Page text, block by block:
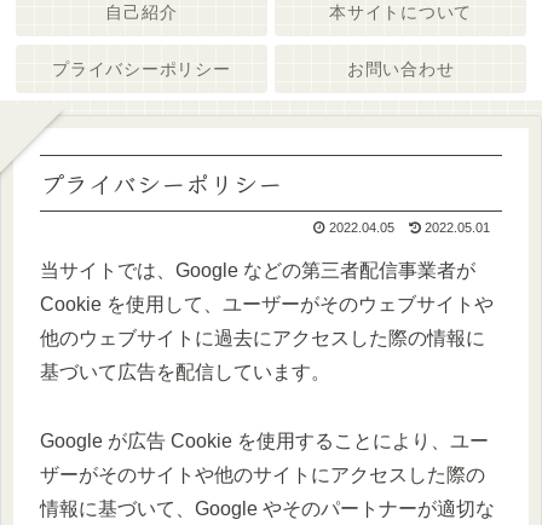
自己紹介 本サイトについて
プライバシーポリシー お問い合わせ
プライバシーポリシー
2022.04.05 2022.05.01
当サイトでは、Google などの第三者配信事業者が
Cookie を使用して、ユーザーがそのウェブサイトや
他のウェブサイトに過去にアクセスした際の情報に
基づいて広告を配信しています。
Google が広告 Cookie を使用することにより、ユー
ザーがそのサイトや他のサイトにアクセスした際の
情報に基づいて、Google やそのパートナーが適切な